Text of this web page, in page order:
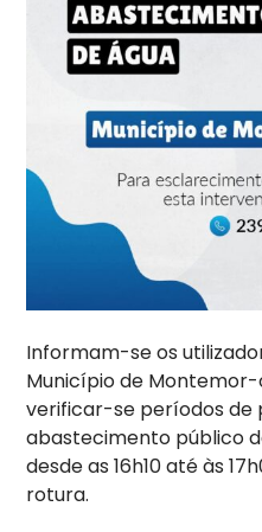
Informam-se os
Município de
verificar-se períodos de
abastecimento público
desde as 16h10 até às
rotura.